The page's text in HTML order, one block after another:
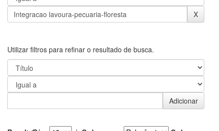
Utilizar filtros para refinar o resultado de busca.